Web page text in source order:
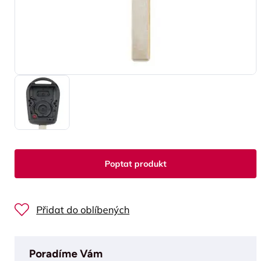
Poptat produkt
Přidat do oblíbených
Poradíme Vám